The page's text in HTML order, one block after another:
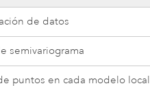
de datos
semivariograma
puntos en cada modelo local